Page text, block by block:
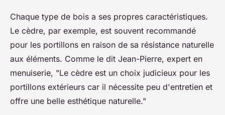
Chaque type de bois a ses propres caractéristiques.
Le cèdre, par exemple, est souvent recommandé
pour les portillons en raison de sa résistance naturelle
aux éléments. Comme le dit Jean-Pierre, expert en
menuiserie, "Le cèdre est un choix judicieux pour les
portillons extérieurs car il nécessite peu d'entretien et
offre une belle esthétique naturelle."